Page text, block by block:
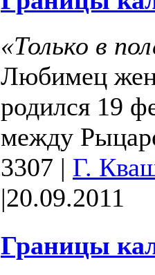
«Только в
Любимец
родился 19
между
3307 | Г.
|20.09.2011
Границы